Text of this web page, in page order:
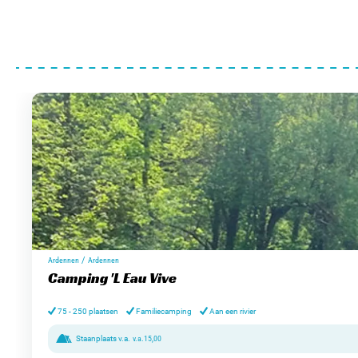
Ardennen / Ardennen
Camping 'L Eau Vive
75 - 250 plaatsen Familiecamping Aan een rivier
Staanplaats v.a. v.a.15,00